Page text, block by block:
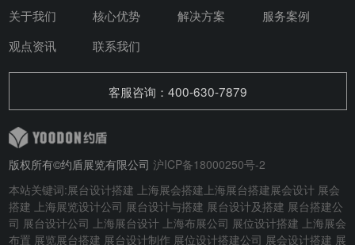
关于我们 核心优势 解决方案
服务案例
观点资讯
联系我们
客服咨询：400-630-7879
版权所有©约盾展览有限公司 沪ICP备18000250号-2
本站关键词:展台设计搭建 上海展会搭建 上海展台搭建展会设计 展会
搭建 上海展览设计公司 展台设计与搭建 展台设计及搭建 展台搭建公
司 展台设计公司 上海展台设计 上海布展公司 展位设计搭建 上海展会
布置 展览展台搭建 展台设计制作 展位设计搭建公司 展会设计搭建 展